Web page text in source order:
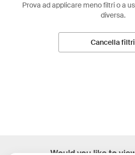
Prova ad applicare meno filtri o a
diversa.
Cancella filtri